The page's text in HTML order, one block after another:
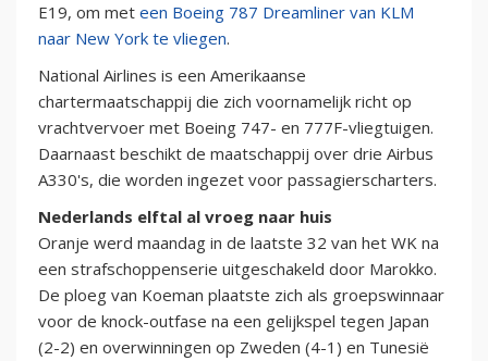
E19, om met een Boeing 787 Dreamliner van KLM
naar New York te vliegen.
National Airlines is een Amerikaanse
chartermaatschappij die zich voornamelijk richt op
vrachtvervoer met Boeing 747- en 777F-vliegtuigen.
Daarnaast beschikt de maatschappij over drie Airbus
A330's, die worden ingezet voor passagierscharters.
Nederlands elftal al vroeg naar huis
Oranje werd maandag in de laatste 32 van het WK na
een strafschoppenserie uitgeschakeld door Marokko.
De ploeg van Koeman plaatste zich als groepswinnaar
voor de knock-outfase na een gelijkspel tegen Japan
(2-2) en overwinningen op Zweden (4-1) en Tunesië